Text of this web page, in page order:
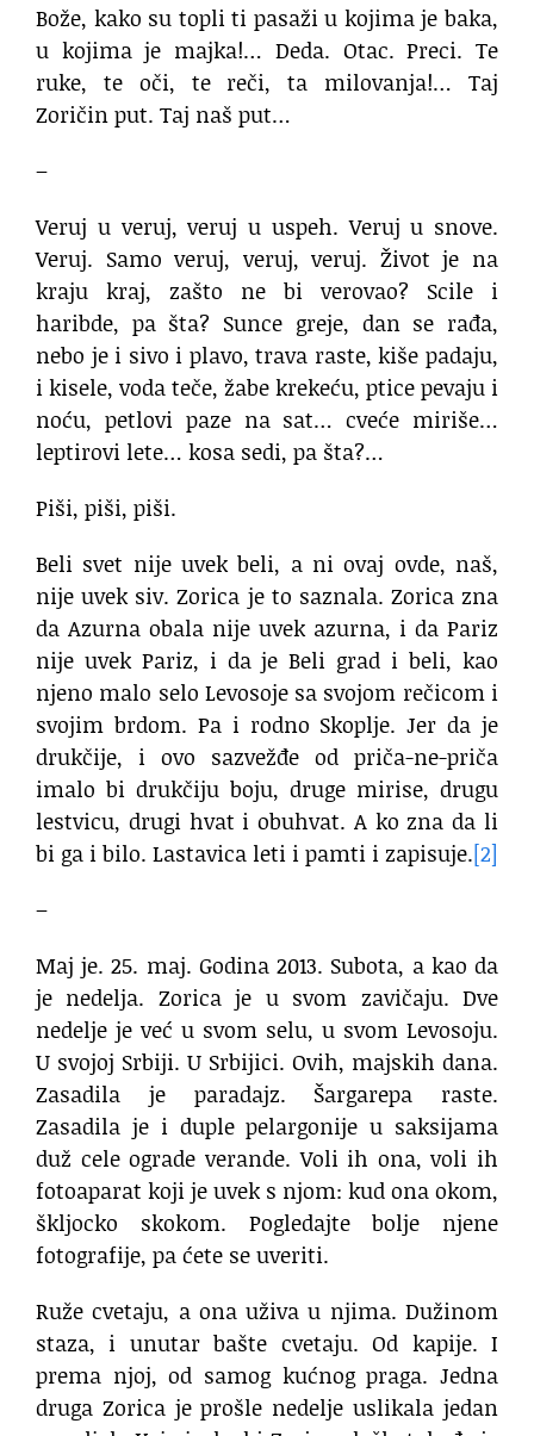
Bože, kako su topli ti pasaži u kojima je baka,
u kojima je majka!… Deda. Otac. Preci. Te
ruke, te oči, te reči, ta milovanja!… Taj
Zoričin put. Taj naš put…
–
Veruj u veruj, veruj u uspeh. Veruj u snove.
Veruj. Samo veruj, veruj, veruj. Život je na
kraju kraj, zašto ne bi verovao? Scile i
haribde, pa šta? Sunce greje, dan se rađa,
nebo je i sivo i plavo, trava raste, kiše padaju,
i kisele, voda teče, žabe krekeću, ptice pevaju i
noću, petlovi paze na sat… cveće miriše…
leptirovi lete… kosa sedi, pa šta?…
Piši, piši, piši.
Beli svet nije uvek beli, a ni ovaj ovde, naš,
nije uvek siv. Zorica je to saznala. Zorica zna
da Azurna obala nije uvek azurna, i da Pariz
nije uvek Pariz, i da je Beli grad i beli, kao
njeno malo selo Levosoje sa svojom rečicom i
svojim brdom. Pa i rodno Skoplje. Jer da je
drukčije, i ovo sazvežđe od priča-ne-priča
imalo bi drukčiju boju, druge mirise, drugu
lestvicu, drugi hvat i obuhvat. A ko zna da li
bi ga i bilo. Lastavica leti i pamti i zapisuje.[2]
–
Maj je. 25. maj. Godina 2013. Subota, a kao da
je nedelja. Zorica je u svom zavičaju. Dve
nedelje je već u svom selu, u svom Levosoju.
U svojoj Srbiji. U Srbijici. Ovih, majskih dana.
Zasadila je paradajz. Šargarepa raste.
Zasadila je i duple pelargonije u saksijama
duž cele ograde verande. Voli ih ona, voli ih
fotoaparat koji je uvek s njom: kud ona okom,
škljocko skokom. Pogledajte bolje njene
fotografije, pa ćete se uveriti.
Ruže cvetaju, a ona uživa u njima. Dužinom
staza, i unutar bašte cvetaju. Od kapije. I
prema njoj, od samog kućnog praga. Jedna
druga Zorica je prošle nedelje uslikala jedan